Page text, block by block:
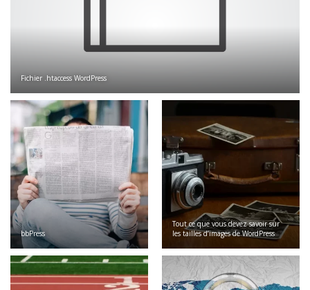
Fichier .htaccess WordPress
bbPress
Tout ce que vous devez savoir sur
les tailles d’images de WordPress